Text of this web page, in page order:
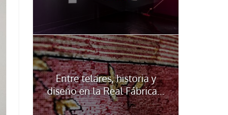
Entre telares, historia y
diseño en la Real Fábrica...